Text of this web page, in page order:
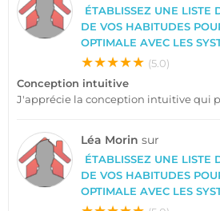
ÉTABLISSEZ UNE LISTE
DE VOS HABITUDES
OPTIMALE AVEC LES
★★★★★ (5.0)
Conception intuitive
J'apprécie la conception intuitive qui
Léa Morin sur
ÉTABLISSEZ UNE LISTE
DE VOS HABITUDES
OPTIMALE AVEC LES